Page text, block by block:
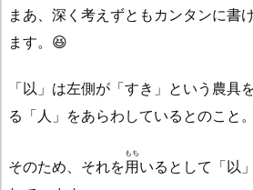
まあ、深く考えずともカンタンに書
ます。😆
「以」は左側が「すき」という農具
る「人」をあらわしているとのこと。
そのため、それを用
もち
いるとして「以